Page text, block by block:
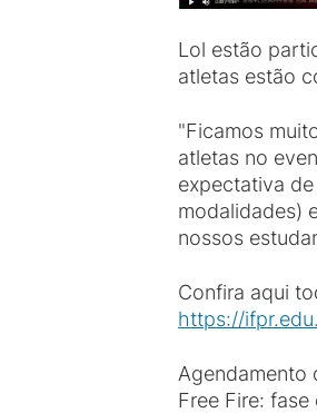
Lol estão
atletas estão
"Ficamos
atletas no
expectativa
modalidades)
nossos
Confira aqui
https://
Agendamento
Free Fire: